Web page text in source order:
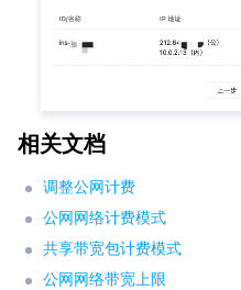
相关文档
调整公网计费
公网网络计费模式
共享带宽包计费模式
公网网络带宽上限